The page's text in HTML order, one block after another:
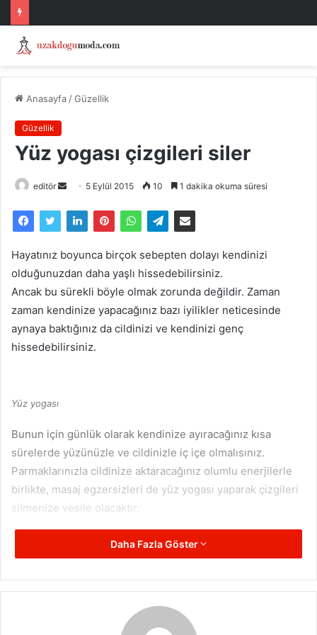
Anasayfa /Güzellik
Güzellik
Yüz yogası çizgileri siler
editör
Bir
posta
5 Eylül 2015 10 1 dakika okuma süresi
Hayatınız boyunca birçok sebepten dolayı kendinizi
olduğunuzdan daha yaşlı hissedebilirsiniz.
Ancak bu sürekli böyle olmak zorunda değildir. Zaman
zaman kendinize yapacağınız bazı iyilikler neticesinde
aynaya baktığınız da cildinizi ve kendinizi genç
hissedebilirsiniz.
Yüz yogası
Bunun için günlük olarak kendinize ayıracağınız kısa
sürelerde yüzünüzle ve cildinizle iç içe olmalısınız.
Parmaklarınızla cildinize aktaracağınız olumlu enerjilerle
birlikte, masaj egzersizleri de yüz yogası yaparak çizgileri
silmenize vesile olacaktır.
Göz çevresini gergin dudarak, dudaklarda kalem
hareketler sayesinde kaslarınız yeniden canlanacak ve
Daha Fazla Göster